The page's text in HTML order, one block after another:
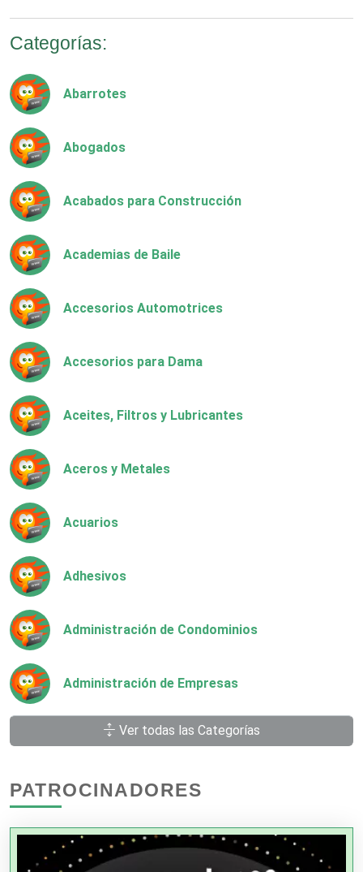
Categorías:
Abarrotes
Abogados
Acabados para Construcción
Academias de Baile
Accesorios Automotrices
Accesorios para Dama
Aceites, Filtros y Lubricantes
Aceros y Metales
Acuarios
Adhesivos
Administración de Condominios
Administración de Empresas
Agencias Aduanales
Agencias de Autos
Agencias de Cobranza
Ver todas las Categorías
PATROCINADORES